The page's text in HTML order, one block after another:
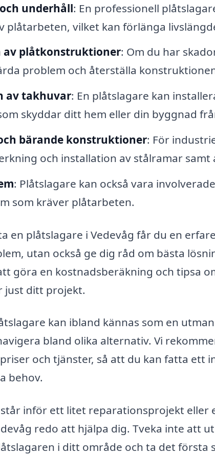
underhåll: En professionell
plåtarbeten, vilket kan förlänga
av plåtkonstruktioner: Om du har
problem och återställa
av takhuvar: En plåtslagare kan
skyddar ditt hem eller din byggnad
bärande konstruktioner: För
och installation av stålramar
: Plåtslagare kan också vara
som kräver plåtarbeten.
en plåtslagare i Vedevåg får du en
utan också ge dig råd om bästa
göra en kostnadsberäkning och tipsa
just ditt projekt.
kan ibland kännas som en
bland olika alternativ. Vi
och tjänster, så att du kan fatta ett
behov.
inför ett litet reparationsprojekt eller
redo att hjälpa dig. Tveka inte att
i ditt område och ta det